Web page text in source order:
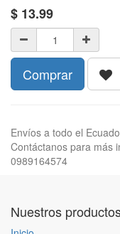
$ 13.99
Comprar
Envíos a todo el
Contáctanos para más
0989164574
Nuestros